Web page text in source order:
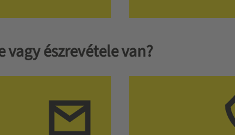
vagy észrevétele van?